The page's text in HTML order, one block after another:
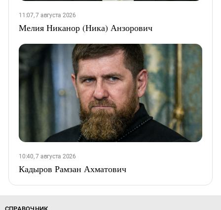
11:07, 7 августа 2026
Мелия Никанор (Ника) Анзорович
10:40, 7 августа 2026
Кадыров Рамзан Ахматович